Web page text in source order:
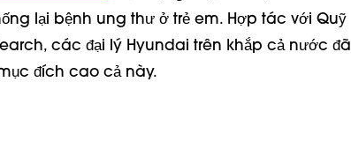
lại bệnh ung thư ở trẻ em. Hợp tác với Quỹ
các đại lý Hyundai trên khắp cả nước đã
đích cao cả này.